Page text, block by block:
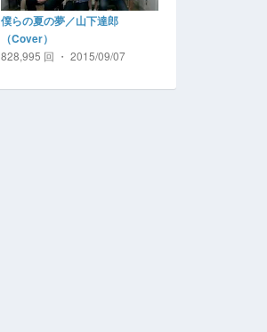
僕らの夏の夢／山下達郎
（Cover）
828,995 回 ・ 2015/09/07